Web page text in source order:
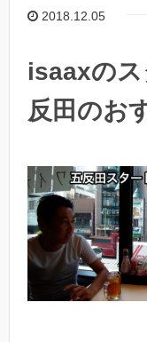
2018.12.05
isaaxの
反田のお